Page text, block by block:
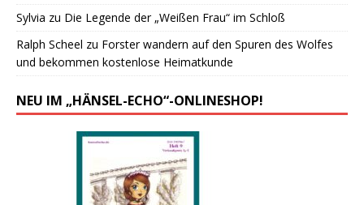
Sylvia zu Die Legende der „Weißen Frau“ im Schloß
Ralph Scheel zu Forster wandern auf den Spuren des Wolfes
und bekommen kostenlose Heimatkunde
NEU IM „HÄNSEL-ECHO“-ONLINESHOP!